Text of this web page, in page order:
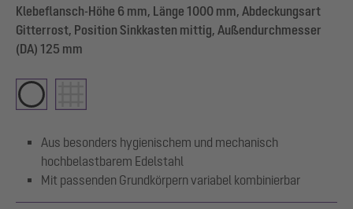
Klebeflansch-Höhe 6 mm, Länge 1000 mm, Abdeckungsart
Gitterrost, Position Sinkkasten mittig, Außendurchmesser
(DA) 125 mm
Aus besonders hygienischem und mechanisch
hochbelastbarem Edelstahl
Mit passenden Grundkörpern variabel kombinierbar